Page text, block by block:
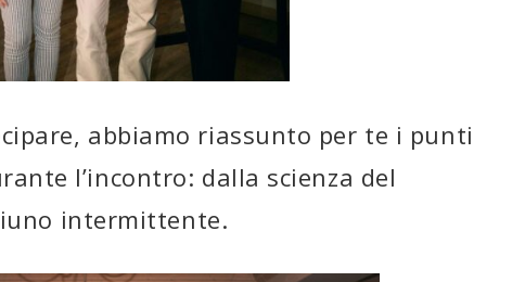
abbiamo riassunto per te i punti
l’incontro: dalla scienza del
intermittente.